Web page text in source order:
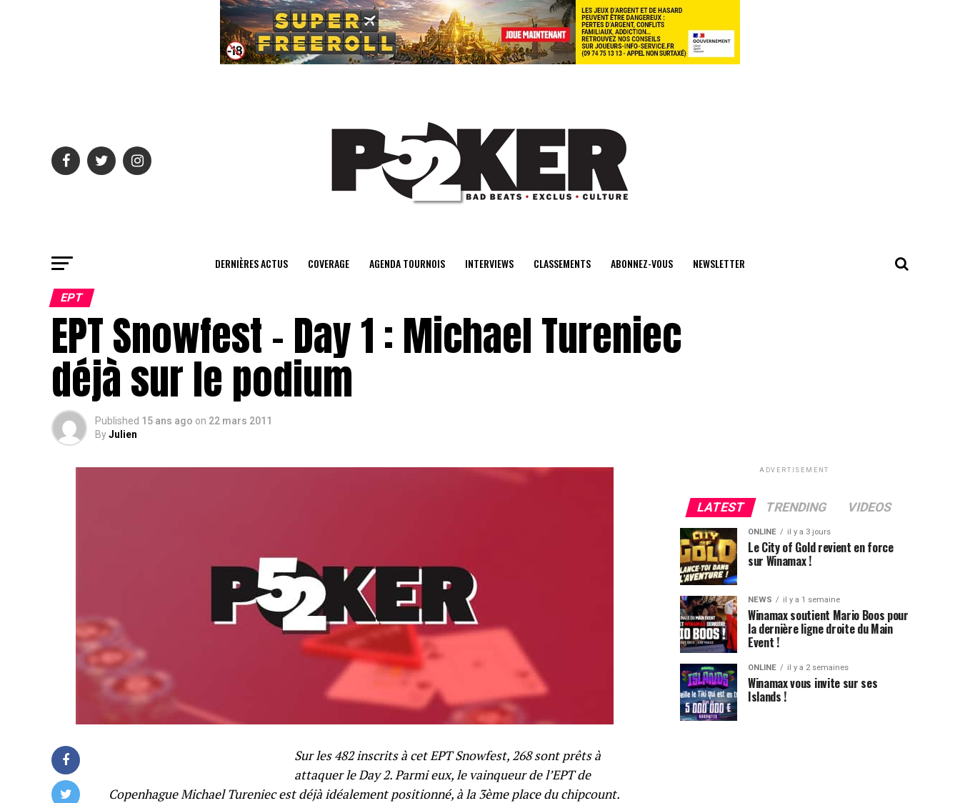
center>
DERNIÈRES ACTUS COVERAGE AGENDA TOURNOIS INTERVIEWS CLASSEMENTS ABONNEZ-VOUS NEWSLETTER
EPT
EPT Snowfest – Day 1 : Michael Tureniec
déjà sur le podium
Published 15 ans ago on 22 mars 2011
ByJulien
Sur les 482 inscrits à cet EPT Snowfest, 268 sont prêts à
attaquer le Day 2. Parmi eux, le vainqueur de l’EPT de
Copenhague Michael Tureniec est déjà idéalement positionné, à la 3ème place du chipcount.
ADVERTISEMENT
LATEST TRENDING VIDEOS
ONLINE il y a 3 jours
Le City of Gold revient en force
sur Winamax !
NEWS il y a 1 semaine
Winamax soutient Mario Boos pour
la dernière ligne droite du Main
Event !
ONLINE il y a 2 semaines
Winamax vous invite sur ses
Islands !